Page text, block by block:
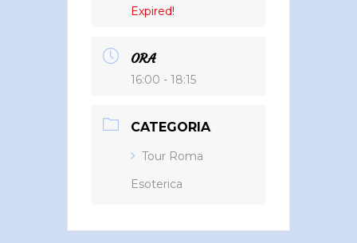
Expired!
ORA
16:00 - 18:15
CATEGORIA
Tour Roma
Esoterica